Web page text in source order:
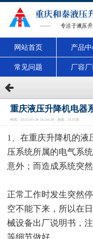
网站首页 产品
常见问题 厂容厂
重庆液压升降机电器
时间：2025-03-28 10:24:38 浏览：3133次
1、在重庆升降机的液
压系统所属的电气系
意外；而造成系统突然
正常工作时发生突然
空不能下来，所以在
械设备出厂说明书，